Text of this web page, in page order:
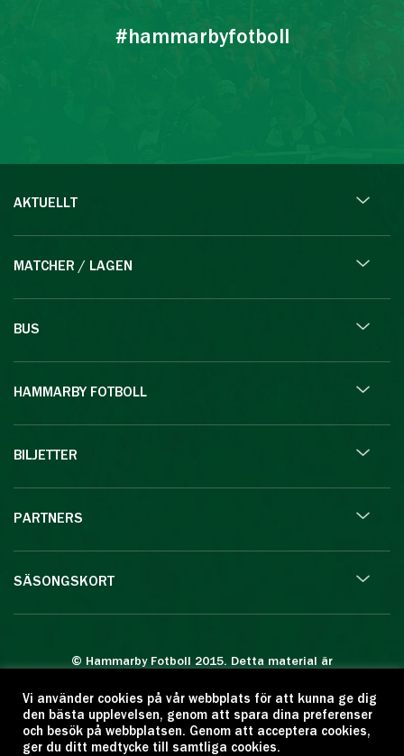
#hammarbyfotboll
AKTUELLT
MATCHER / LAGEN
BUS
HAMMARBY FOTBOLL
BILJETTER
PARTNERS
SÄSONGSKORT
© Hammarby Fotboll 2015. Detta material är
Eftertryck eller annan kopiering är förbjuden.
Citera oss gärna men ange källan:
www.hammarbyfotboll.se. Ansvarig utgivare:
Vi använder cookies på vår webbplats för att kunna ge dig
den bästa upplevelsen, genom att spara dina preferenser
och besök på webbplatsen. Genom att acceptera cookies,
ger du ditt medtycke till samtliga cookies.